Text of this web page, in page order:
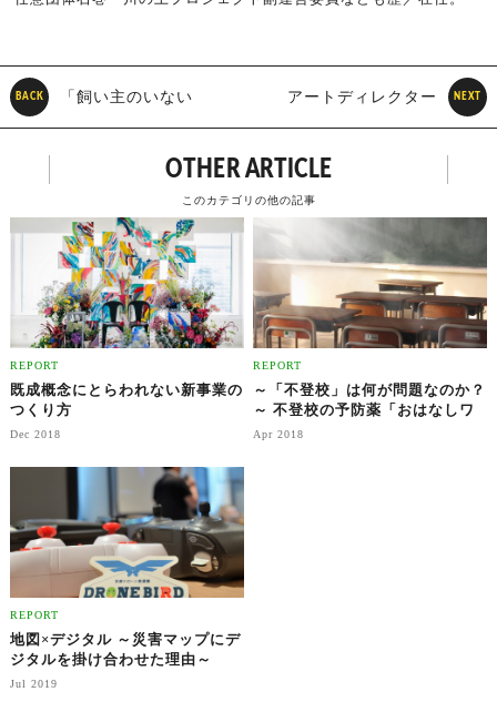
BACK 「飼い主のいない NEXT
アートディレクター
OTHER ARTICLE
このカテゴリの他の記事
REPORT
既成概念にとらわれない新事業の
つくり方
Dec 2018
REPORT
～「不登校」は何が問題なのか？
～ 不登校の予防薬「おはなしワ
クチン」
Apr 2018
REPORT
地図×デジタル ～災害マップにデ
ジタルを掛け合わせた理由～
Jul 2019